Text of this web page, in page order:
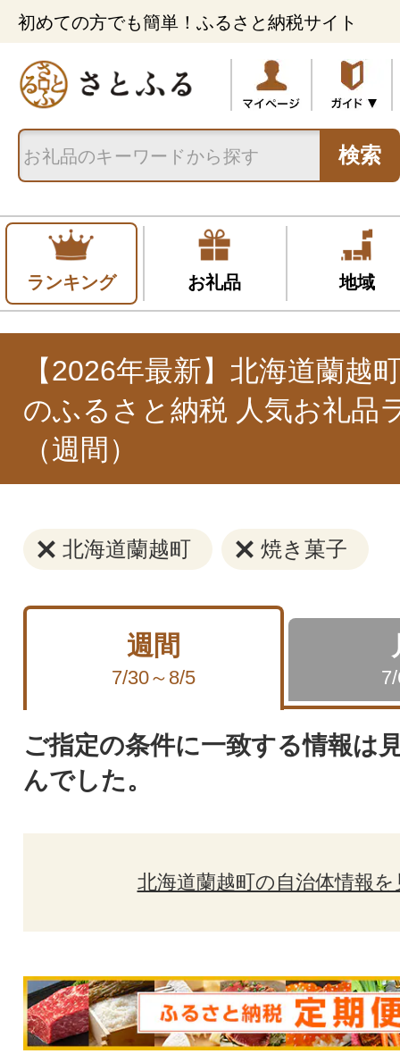
初めての方でも簡単！ふるさと納税サイト
検索
ランキング お礼品 地域
【2026年最新】北海道蘭越
のふるさと納税 人気お礼品
（週間）
北海道蘭越町 焼き菓子
週間
7/30～8/5
ご指定の条件に一致する情報は
んでした。
北海道蘭越町の自治体情報を